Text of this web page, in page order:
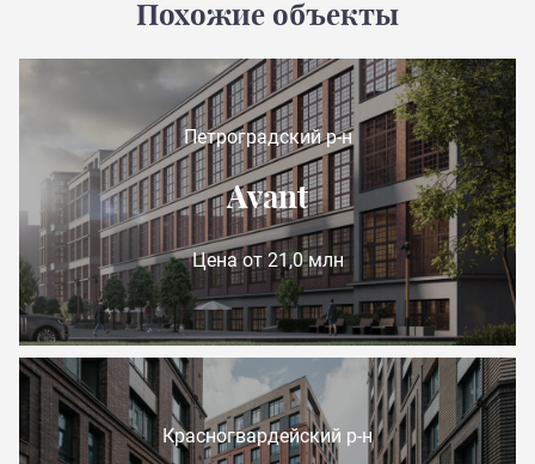
Похожие объекты
Петроградский р-н
Avant
Цена от 21,0 млн
Красногвардейский р-н